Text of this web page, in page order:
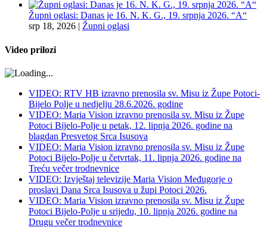
Župni oglasi: Danas je 16. N. K. G., 19. srpnja 2026. “A“
srp 18, 2026 | Župni oglasi
Video prilozi
VIDEO: RTV HB izravno prenosila sv. Misu iz Župe Potoci-
Bijelo Polje u nedjelju 28.6.2026. godine
VIDEO: Maria Vision izravno prenosila sv. Misu iz Župe
Potoci Bijelo-Polje u petak, 12. lipnja 2026. godine na
blagdan Presvetog Srca Isusova
VIDEO: Maria Vision izravno prenosila sv. Misu iz Župe
Potoci Bijelo-Polje u četvrtak, 11. lipnja 2026. godine na
Treću večer trodnevnice
VIDEO: Izvještaj televizije Maria Vision Međugorje o
proslavi Dana Srca Isusova u župi Potoci 2026.
VIDEO: Maria Vision izravno prenosila sv. Misu iz Župe
Potoci Bijelo-Polje u srijedu, 10. lipnja 2026. godine na
Drugu večer trodnevnice